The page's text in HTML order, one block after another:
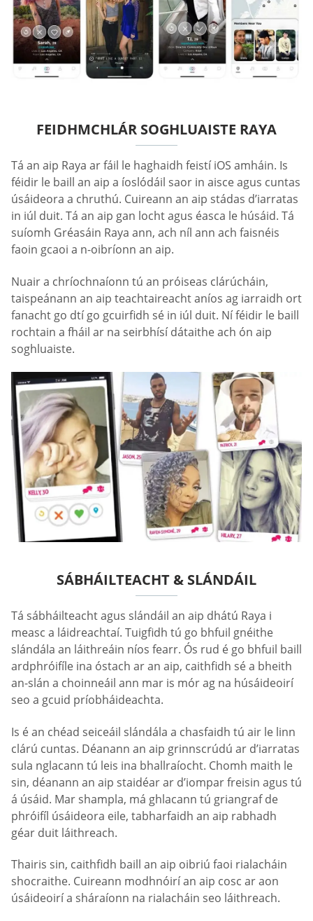
FEIDHMCHLÁR SOGHLUAISTE RAYA
Tá an aip Raya ar fáil le haghaidh feistí iOS amháin. Is
féidir le baill an aip a íoslódáil saor in aisce agus cuntas
úsáideora a chruthú. Cuireann an aip stádas d’iarratas
in iúl duit. Tá an aip gan locht agus éasca le húsáid. Tá
suíomh Gréasáin Raya ann, ach níl ann ach faisnéis
faoin gcaoi a n-oibríonn an aip.
Nuair a chríochnaíonn tú an próiseas clárúcháin,
taispeánann an aip teachtaireacht aníos ag iarraidh ort
fanacht go dtí go gcuirfidh sé in iúl duit. Ní féidir le baill
rochtain a fháil ar na seirbhísí dátaithe ach ón aip
soghluaiste.
SÁBHÁILTEACHT & SLÁNDÁIL
Tá sábháilteacht agus slándáil an aip dhátú Raya i
measc a láidreachtaí. Tuigfidh tú go bhfuil gnéithe
slándála an láithreáin níos fearr. Ós rud é go bhfuil baill
ardphróifíle ina óstach ar an aip, caithfidh sé a bheith
an-slán a choinneáil ann mar is mór ag na húsáideoirí
seo a gcuid príobháideachta.
Is é an chéad seiceáil slándála a chasfaidh tú air le linn
clárú cuntas. Déanann an aip grinnscrúdú ar d’iarratas
sula nglacann tú leis ina bhallraíocht. Chomh maith le
sin, déanann an aip staidéar ar d’iompar freisin agus tú
á úsáid. Mar shampla, má ghlacann tú griangraf de
phróifíl úsáideora eile, tabharfaidh an aip rabhadh
géar duit láithreach.
Thairis sin, caithfidh baill an aip oibriú faoi rialacháin
shocraithe. Cuireann modhnóirí an aip cosc ar aon
úsáideoirí a sháraíonn na rialacháin seo láithreach.